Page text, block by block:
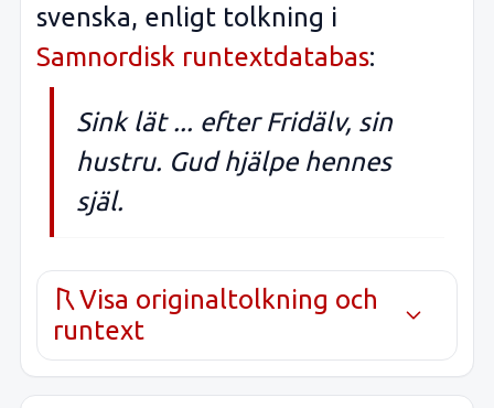
svenska, enligt tolkning i
Samnordisk runtextdatabas:
Sink lät ... efter Fridälv, sin
hustru. Gud hjälpe hennes
själ.
Visa originaltolkning och
runtext